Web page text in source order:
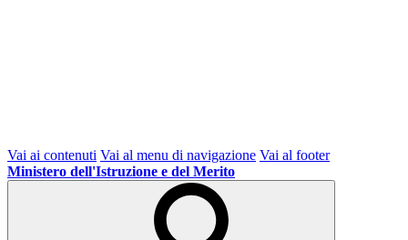
Vai ai contenuti Vai al menu di navigazione Vai al footer
Ministero dell'Istruzione e del Merito